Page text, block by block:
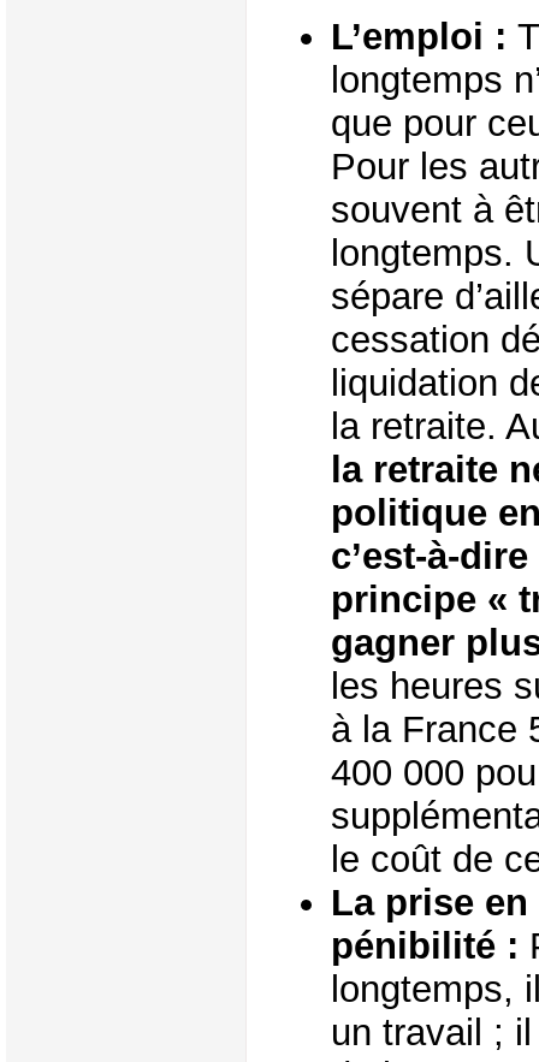
L’emploi :
longtemps
que pour
Pour les
souvent à
longtemps.
sépare
cessation
liquidation
la retraite.
la retraite
politique
c’est-à-
principe «
gagner
les heures
à la France
400 000
le coût de
La prise
pénibilité :
longtemps,
un travail ;